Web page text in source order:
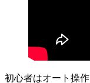
初心者はオート操